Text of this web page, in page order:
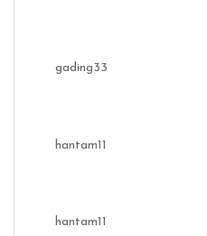
gading33
hantam11
hantam11